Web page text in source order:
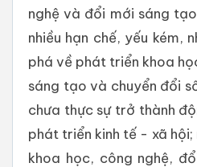
nghệ và đổi mới sáng
nhiều hạn chế, yếu kém,
phá về phát triển khoa
sáng tạo và chuyển đổi
chưa thực sự trở thành
phát triển kinh tế - xã hội;
khoa học, công nghệ,